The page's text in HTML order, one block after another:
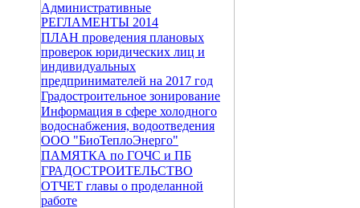
Административные
РЕГЛАМЕНТЫ 2014
ПЛАН проведения плановых
проверок юридических лиц и
индивидуальных
предпринимателей на 2017 год
Градостроительное зонирование
Информация в сфере холодного
водоснабжения, водоотведения
ООО "БиоТеплоЭнерго"
ПАМЯТКА по ГОЧС и ПБ
ГРАДОСТРОИТЕЛЬСТВО
ОТЧЕТ главы о проделанной
работе